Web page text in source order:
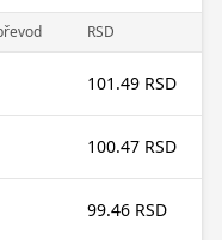
RSD
101.49 RSD
100.47 RSD
99.46 RSD